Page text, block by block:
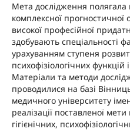
Мета дослідження полягала
комплексної
високої професійної
здобувають спеціальності
урахуванням ступеня
психофізіологічних функцій
Матеріали та методи
проводилися на базі
медичного університету
реалізації поставленої
гігієнічних,